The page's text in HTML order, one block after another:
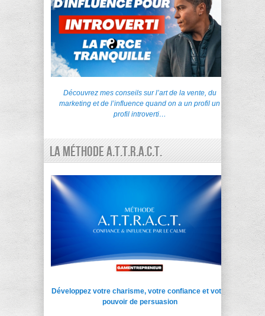
Découvrez mes conseils sur l’art de la vente, du
marketing et de l’influence quand on a un profil un
profil introverti…
La Méthode A.T.T.R.A.C.T.
Développez votre charisme, votre confiance et votre
pouvoir de persuasion